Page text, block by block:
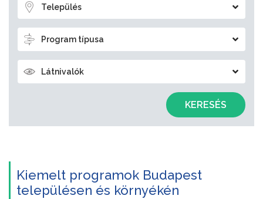
Település
Program típusa
Látnivalók
KERESÉS
Kiemelt programok Budapest
településen és környékén